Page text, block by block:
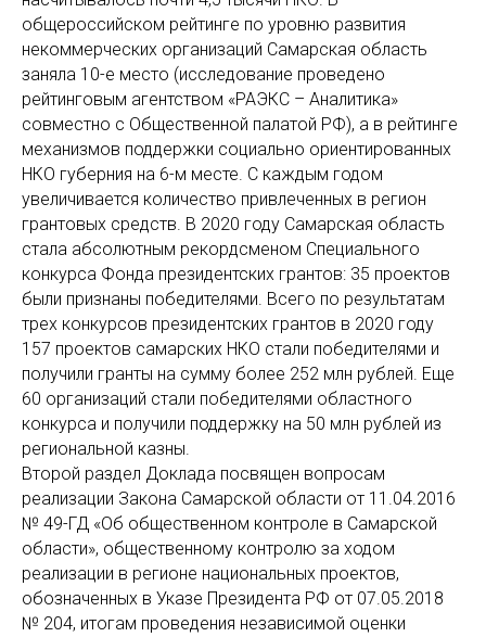
общероссийском рейтинге по уровню развития
некоммерческих организаций Самарская область
заняла 10-е место (исследование проведено
рейтинговым агентством «РАЭКС – Аналитика»
совместно с Общественной палатой РФ), а в рейтинге
механизмов поддержки социально ориентированных
НКО губерния на 6-м месте. С каждым годом
увеличивается количество привлеченных в регион
грантовых средств. В 2020 году Самарская область
стала абсолютным рекордсменом Специального
конкурса Фонда президентских грантов: 35 проектов
были признаны победителями. Всего по результатам
трех конкурсов президентских грантов в 2020 году
157 проектов самарских НКО стали победителями и
получили гранты на сумму более 252 млн рублей. Еще
60 организаций стали победителями областного
конкурса и получили поддержку на 50 млн рублей из
региональной казны.
Второй раздел Доклада посвящен вопросам
реализации Закона Самарской области от 11.04.2016
№ 49-ГД «Об общественном контроле в Самарской
области», общественному контролю за ходом
реализации в регионе национальных проектов,
обозначенных в Указе Президента РФ от 07.05.2018
№ 204, итогам проведения независимой оценки